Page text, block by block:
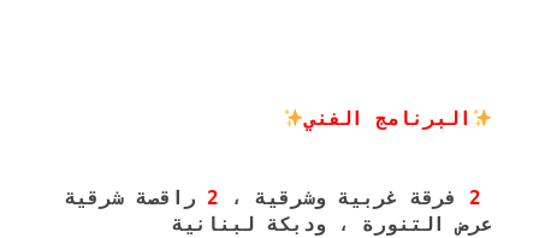
البرنامج الفني
2 فرقة غربية وشرقية ، 2
عرض التنورة ، ودبكة لبنانية